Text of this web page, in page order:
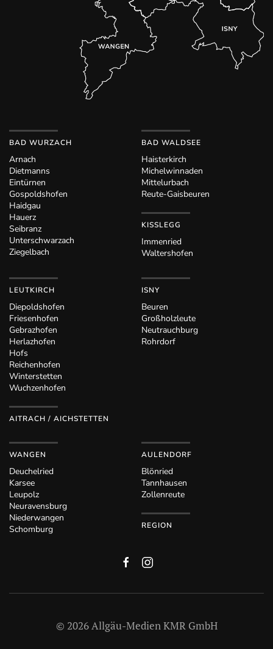
BAD WURZACH
Arnach
Dietmanns
Eintürnen
Gospoldshofen
Haidgau
Hauerz
Seibranz
Unterschwarzach
Ziegelbach
BAD WALDSEE
Haisterkirch
Michelwinnaden
Mittelurbach
Reute-Gaisbeuren
KISSLEGG
Immenried
Waltershofen
LEUTKIRCH
Diepoldshofen
Friesenhofen
Gebrazhofen
Herlazhofen
Hofs
Reichenhofen
Winterstetten
Wuchzenhofen
AITRACH / AICHSTETTEN
ISNY
Beuren
Großholzleute
Neutrauchburg
Rohrdorf
WANGEN
Deuchelried
Karsee
Leupolz
Neuravensburg
Niederwangen
Schomburg
AULENDORF
Blönried
Tannhausen
Zollenreute
REGION
© 2026Allgäu-Medien KMR GmbH